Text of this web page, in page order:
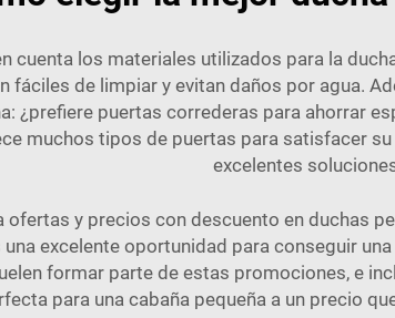
cuenta los materiales utilizados para la
fáciles de limpiar y evitan daños por agua.
¿prefiere puertas correderas para ahorrar
muchos tipos de puertas para satisfacer
excelentes
ofertas y precios con descuento en duchas
excelente oportunidad para conseguir
formar parte de estas promociones, e
para una cabaña pequeña a un precio